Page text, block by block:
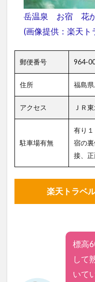
岳温泉 お宿 花
(画像提供：楽天ト
郵便番号 964-
住所 福島
アクセス ＪＲ
駐車場有無
有り
宿の
接、正
楽天トラベ
標高
して
いて